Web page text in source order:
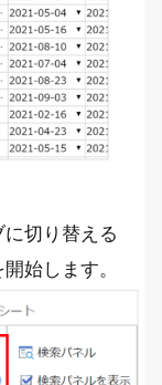
切り替える
始します。